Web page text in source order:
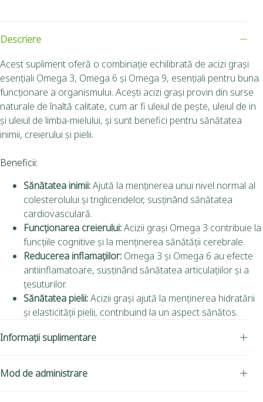
Descriere
Acest supliment oferă o combinație echilibrată de acizi grași
esențiali Omega 3, Omega 6 și Omega 9, esențiali pentru buna
funcționare a organismului. Acești acizi grași provin din surse
naturale de înaltă calitate, cum ar fi uleiul de pește, uleiul de in
și uleiul de limba-mielului, și sunt benefici pentru sănătatea
inimii, creierului și pielii.
Beneficii:
Sănătatea inimii:Ajută la menținerea unui nivel normal al
colesterolului și trigliceridelor, susținând sănătatea
cardiovasculară.
Funcționarea creierului:Acizii grași Omega 3 contribuie la
funcțiile cognitive și la menținerea sănătății cerebrale.
Reducerea inflamațiilor: Omega 3 și Omega 6 au efecte
antiinflamatoare, susținând sănătatea articulațiilor și a
țesuturilor.
Sănătatea pielii:Acizii grași ajută la menținerea hidratării
și elasticității pielii, contribuind la un aspect sănătos.
Informații suplimentare
Mod de administrare